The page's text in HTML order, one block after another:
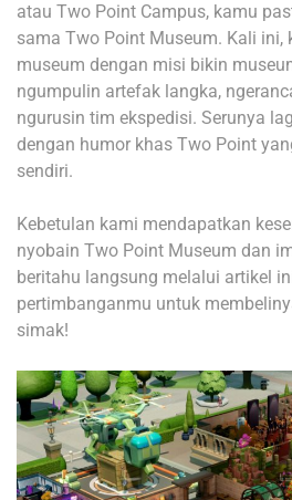
atau Two Point Campus, kamu
sama Two Point Museum. Kali ini,
museum dengan misi bikin
ngumpulin artefak langka,
ngurusin tim ekspedisi. Serunya
dengan humor khas Two Point
sendiri.
Kebetulan kami mendapatkan
nyobain Two Point Museum dan
beritahu langsung melalui artikel
pertimbanganmu untuk
simak!